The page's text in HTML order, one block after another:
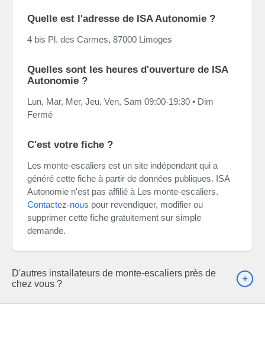
Quelle est l'adresse de ISA Autonomie ?
4 bis Pl. des Carmes, 87000 Limoges
Quelles sont les heures d'ouverture de ISA
Autonomie ?
Lun, Mar, Mer, Jeu, Ven, Sam 09:00-19:30 • Dim
Fermé
C'est votre fiche ?
Les monte-escaliers est un site indépendant qui a
généré cette fiche à partir de données publiques. ISA
Autonomie n'est pas affilié à Les monte-escaliers.
Contactez-nous pour revendiquer, modifier ou
supprimer cette fiche gratuitement sur simple
demande.
D'autres installateurs de monte-escaliers près de
chez vous ?